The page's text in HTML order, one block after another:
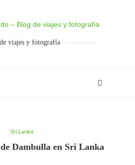
viajes y fotografía
Sri Lanka
Dambulla en Sri Lanka